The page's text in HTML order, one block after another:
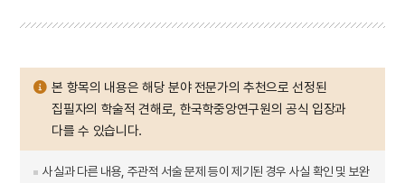
본 항목의 내용은 해당 분야 전문가의 추천으로 선정된
집필자의 학술적 견해로, 한국학중앙연구원의 공식 입장과
다를 수 있습니다.
사실과 다른 내용, 주관적 서술 문제 등이 제기된 경우 사실 확인 및 보완